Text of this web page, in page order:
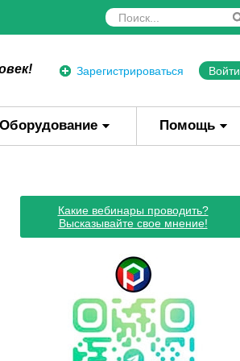
Зарегистрироваться Войти
Оборудование Помощь
Какие вебинары проводить?
Высказывайте свое мнение!